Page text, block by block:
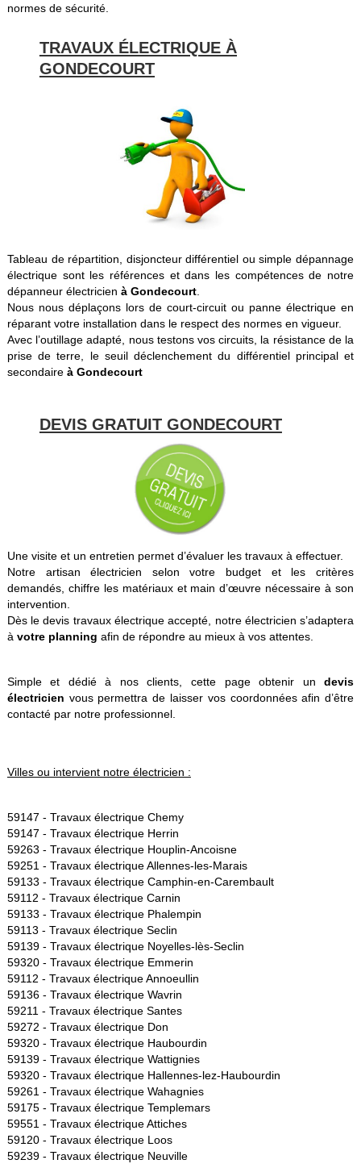
normes de sécurité.
TRAVAUX ÉLECTRIQUE À
GONDECOURT
Tableau de répartition, disjoncteur différentiel ou simple dépannage
électrique sont les références et dans les compétences de notre
dépanneur électricien à Gondecourt.
Nous nous déplaçons lors de court-circuit ou panne électrique en
réparant votre installation dans le respect des normes en vigueur.
Avec l’outillage adapté, nous testons vos circuits, la résistance de la
prise de terre, le seuil déclenchement du différentiel principal et
secondaire à Gondecourt
DEVIS GRATUIT GONDECOURT
Une visite et un entretien permet d’évaluer les travaux à effectuer.
Notre artisan électricien selon votre budget et les critères
demandés, chiffre les matériaux et main d’œuvre nécessaire à son
intervention.
Dès le devis travaux électrique accepté, notre électricien s’adaptera
à votre planning afin de répondre au mieux à vos attentes.
Simple et dédié à nos clients, cette page obtenir undevis
électricien vous permettra de laisser vos coordonnées afin d’être
contacté par notre professionnel.
Villes ou intervient notre électricien :
59147 - Travaux électrique Chemy
59147 - Travaux électrique Herrin
59263 - Travaux électrique Houplin-Ancoisne
59251 - Travaux électrique Allennes-les-Marais
59133 - Travaux électrique Camphin-en-Carembault
59112 - Travaux électrique Carnin
59133 - Travaux électrique Phalempin
59113 - Travaux électrique Seclin
59139 - Travaux électrique Noyelles-lès-Seclin
59320 - Travaux électrique Emmerin
59112 - Travaux électrique Annoeullin
59136 - Travaux électrique Wavrin
59211 - Travaux électrique Santes
59272 - Travaux électrique Don
59320 - Travaux électrique Haubourdin
59139 - Travaux électrique Wattignies
59320 - Travaux électrique Hallennes-lez-Haubourdin
59261 - Travaux électrique Wahagnies
59175 - Travaux électrique Templemars
59551 - Travaux électrique Attiches
59120 - Travaux électrique Loos
59239 - Travaux électrique Neuville